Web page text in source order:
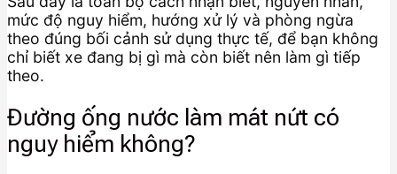
mức độ nguy hiểm, hướng xử lý và phòng ngừa
theo đúng bối cảnh sử dụng thực tế, để bạn không
chỉ biết xe đang bị gì mà còn biết nên làm gì tiếp
theo.
Đường ống nước làm mát nứt có
nguy hiểm không?